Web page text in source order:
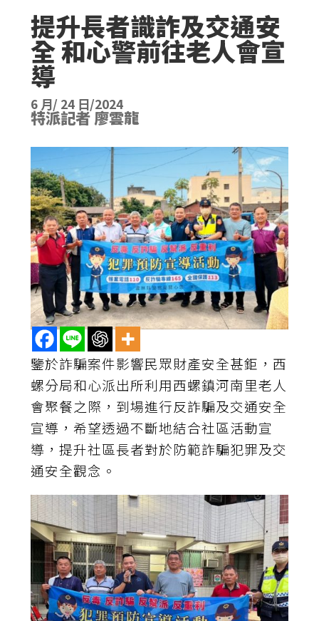
提升長者識詐及交通安
全 和心警前往老人會宣
導
6 月/ 24 日/2024
特派記者 廖雲龍
鑒於詐騙案件影響民眾財產安全甚鉅，西
螺分局和心派出所利用西螺鎮河南里老人
會聚餐之際，到場進行反詐騙及交通安全
宣導，希望透過不斷地結合社區活動宣
導，提升社區長者對於防範詐騙犯罪及交
通安全觀念。